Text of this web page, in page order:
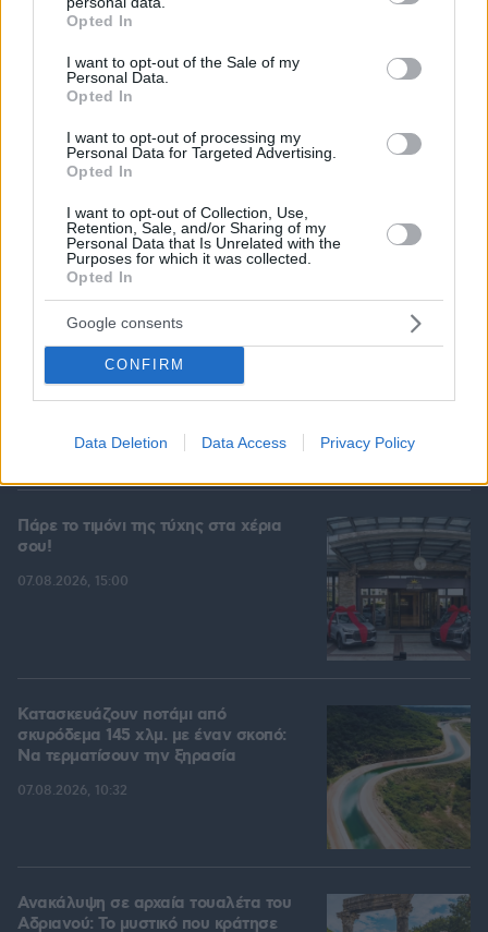
grant or deny consent to Google and its third-party tags to
use your data for below specified purposes in below Google
consent section.
Opted In
I want to opt-out of the Sale of my
Personal Data.
Opted In
I want to opt-out of processing my
Personal Data for Targeted Advertising.
Opted In
I want to opt-out of Collection, Use,
Retention, Sale, and/or Sharing of my
Personal Data that Is Unrelated with the
Purposes for which it was collected.
Opted In
Google consents
CONFIRM
Data Deletion Data Access Privacy Policy
Ο ένας άνθρωπος που η βασίλισσα Ελισάβετ δεν
θα άφηνε ποτέ να περιμένει στο τηλέφωνο
07.08.2026, 14:00
To video του Travel.gr από το ταξίδι
στα Βόρεια Άγραφα: Φιλόξενοι
07.08.2026, 12:38
14+1 λόγοι που αξίζει να ζήσεις το
επετειακό τριήμερο των 15 χρόνων του
Spetses Mini Marathon
Πάρε το τιμόνι της τύχης στα χέρια
σου!
07.08.2026, 15:00
Κατασκευάζουν ποτάμι από
σκυρόδεμα 145 χλμ. με έναν σκοπό:
Να τερματίσουν την ξηρασία
07.08.2026, 10:32
Ανακάλυψη σε αρχαία τουαλέτα του
Αδριανού: Το μυστικό που κράτησε